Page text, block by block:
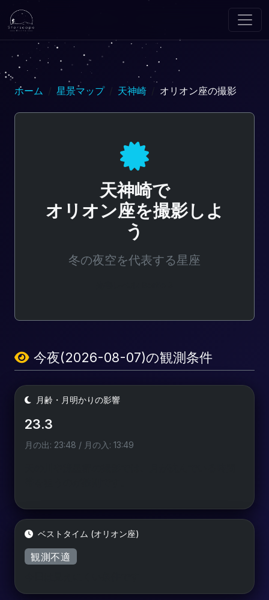
ホーム 星景マップ 天神崎 オリオン座の撮影
天神崎で
オリオン座を撮影しよ
う
冬の夜空を代表する星座
今夜(2026-08-07)の観測条件
月齢・月明かりの影響
23.3
月の出: 23:48 / 月の入: 13:49
ベストタイム (オリオン座)
観測不適